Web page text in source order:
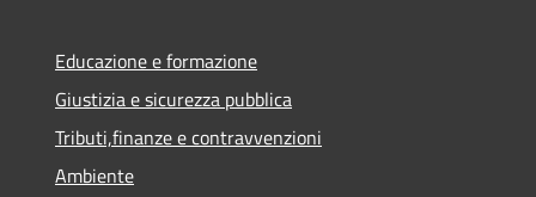
Educazione e formazione
Giustizia e sicurezza pubblica
Tributi,finanze e contravvenzioni
Ambiente